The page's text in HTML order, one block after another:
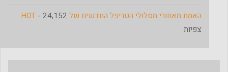
האמת מאחורי מסלולי הטריפל החדשים של HOT - 24,152
צפיות